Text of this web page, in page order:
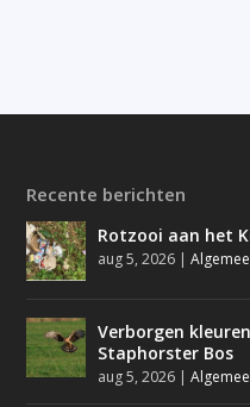
Recente berichten
Rotzooi aan het
aug 5, 2026 |
Verborgen
Staphorster Bos
aug 5, 2026 |